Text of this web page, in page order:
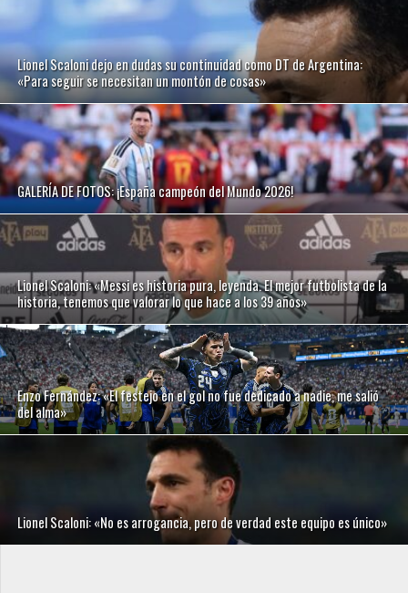
Lionel Scaloni dejo en dudas su continuidad como DT de Argentina:
«Para seguir se necesitan un montón de cosas»
GALERÍA DE FOTOS: ¡España campeón del Mundo 2026!
Lionel Scaloni: «Messi es historia pura, leyenda. El mejor futbolista de la
historia, tenemos que valorar lo que hace a los 39 años»
Enzo Fernández: «El festejo en el gol no fue dedicado a nadie, me salió
del alma»
Lionel Scaloni: «No es arrogancia, pero de verdad este equipo es único»